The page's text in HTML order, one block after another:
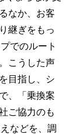
なか、お客
継ぎをもっ
でのルート
こうした声
目指し、シ
、「乗換案
ご協力のも
などを、調